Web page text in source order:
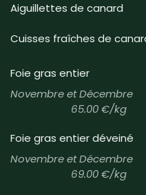
Aiguillettes de canard
Cuisses fraîches de
Foie gras entier
Novembre
65.00 €/kg
Foie gras entier déveiné
Novembre
69.00 €/kg